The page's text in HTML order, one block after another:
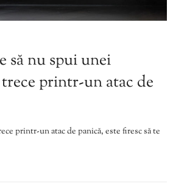
să nu spui unei
trece printr-un atac de
printr-un atac de panică, este firesc să te